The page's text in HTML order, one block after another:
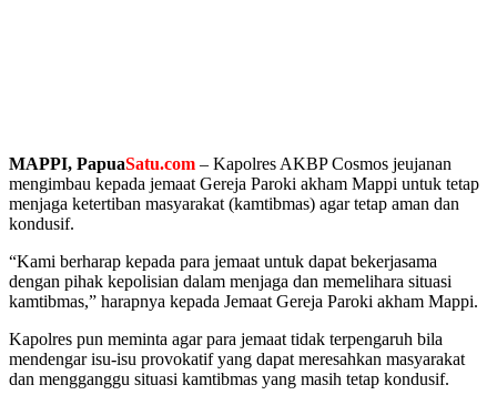
MAPPI, PapuaSatu.com – Kapolres AKBP Cosmos jeujanan
mengimbau kepada jemaat Gereja Paroki akham Mappi untuk tetap
menjaga ketertiban masyarakat (kamtibmas) agar tetap aman dan
kondusif.
“Kami berharap kepada para jemaat untuk dapat bekerjasama
dengan pihak kepolisian dalam menjaga dan memelihara situasi
kamtibmas,” harapnya kepada Jemaat Gereja Paroki akham Mappi.
Kapolres pun meminta agar para jemaat tidak terpengaruh bila
mendengar isu-isu provokatif yang dapat meresahkan masyarakat
dan mengganggu situasi kamtibmas yang masih tetap kondusif.